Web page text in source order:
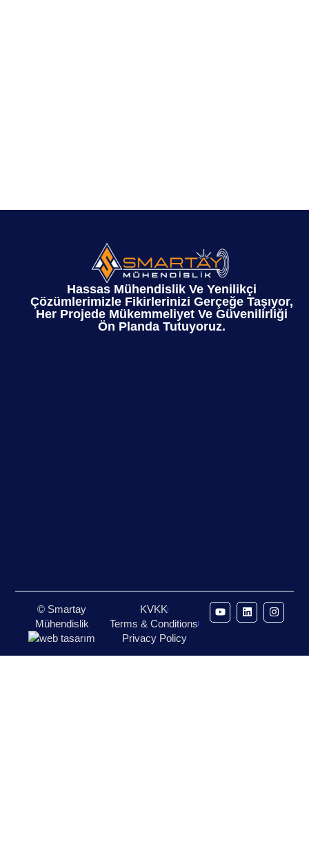
Hassas Mühendislik Ve Yenilikçi
Çözümlerimizle Fikirlerinizi Gerçeğe Taşıyor,
Her Projede Mükemmeliyet Ve Güvenilirliği
Ön Planda Tutuyoruz.
© Smartay
Mühendislik
KVKK
Terms & Conditions
Privacy Policy